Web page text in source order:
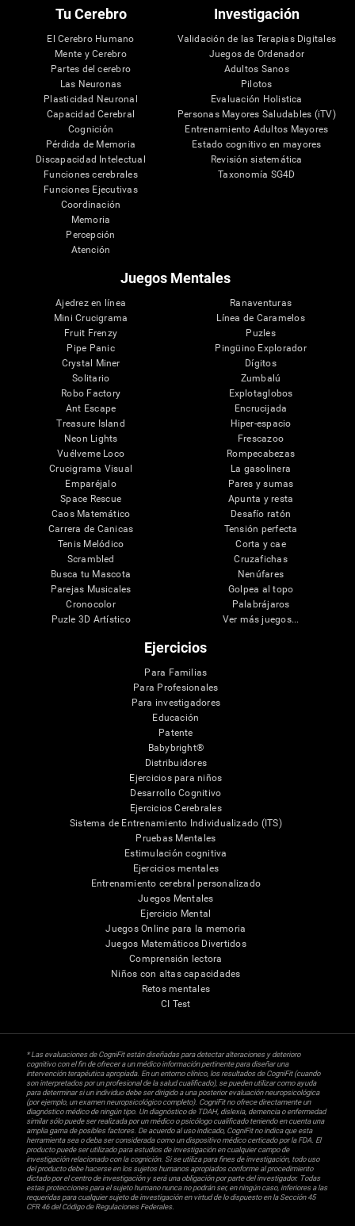
Tu Cerebro
El Cerebro Humano
Mente y Cerebro
Partes del cerebro
Las Neuronas
Plasticidad Neuronal
Capacidad Cerebral
Cognición
Pérdida de Memoria
Discapacidad Intelectual
Funciones cerebrales
Funciones Ejecutivas
Coordinación
Memoria
Percepción
Atención
Investigación
Validación de las Terapias Digitales
Juegos de Ordenador
Adultos Sanos
Pilotos
Evaluación Holistica
Personas Mayores Saludables (iTV)
Entrenamiento Adultos Mayores
Estado cognitivo en mayores
Revisión sistemática
Taxonomía SG4D
Juegos Mentales
Ajedrez en línea
Mini Crucigrama
Fruit Frenzy
Pipe Panic
Crystal Miner
Solitario
Robo Factory
Ant Escape
Treasure Island
Neon Lights
Vuélveme Loco
Crucigrama Visual
Emparéjalo
Space Rescue
Caos Matemático
Carrera de Canicas
Tenis Melódico
Scrambled
Busca tu Mascota
Parejas Musicales
Cronocolor
Puzle 3D Artístico
Ranaventuras
Línea de Caramelos
Puzles
Pingüino Explorador
Dígitos
Zumbalú
Explotaglobos
Encrucijada
Hiper-espacio
Frescazoo
Rompecabezas
La gasolinera
Pares y sumas
Apunta y resta
Desafío ratón
Tensión perfecta
Corta y cae
Cruzafichas
Nenúfares
Golpea al topo
Palabrájaros
Ver más juegos...
Ejercicios
Para Familias
Para Profesionales
Para investigadores
Educación
Patente
Babybright®
Distribuidores
Ejercicios para niños
Desarrollo Cognitivo
Ejercicios Cerebrales
Sistema de Entrenamiento Individualizado (ITS)
Pruebas Mentales
Estimulación cognitiva
Ejercicios mentales
Entrenamiento cerebral personalizado
Juegos Mentales
Ejercicio Mental
Juegos Online para la memoria
Juegos Matemáticos Divertidos
Comprensión lectora
Niños con altas capacidades
Retos mentales
CI Test
* Las evaluaciones de CogniFit están diseñadas para detectar alteraciones y deterioro
cognitivo con el fin de ofrecer a un médico información pertinente para diseñar una
intervención terapéutica apropiada. En un entorno clínico, los resultados de CogniFit (cuando
son interpretados por un profesional de la salud cualificado), se pueden utilizar como ayuda
para determinar si un individuo debe ser dirigido a una posterior evaluación neuropsicológica
(por ejemplo, un examen neuropsicológico completo). CogniFit no ofrece directamente un
diagnóstico médico de ningún tipo. Un diagnóstico de TDAH, dislexia, demencia o enfermedad
similar sólo puede ser realizada por un médico o psicólogo cualificado teniendo en cuenta una
amplia gama de posibles factores. De acuerdo al uso indicado, CogniFit no indica que esta
herramienta sea o deba ser considerada como un dispositivo médico certicado por la FDA. El
producto puede ser utilizado para estudios de investigación en cualquier campo de
investigación relacionado con la cognición. Si se utiliza para fines de investigación, todo uso
del producto debe hacerse en los sujetos humanos apropiados conforme al procedimiento
dictado por el centro de investigación y será una obligación por parte del investigador. Todas
estas protecciones para el sujeto humano nunca no podrán ser, en ningún caso, inferiores a las
requeridas para cualquier sujeto de investigación en virtud de lo dispuesto en la Sección 45
CFR 46 del Código de Regulaciones Federales.